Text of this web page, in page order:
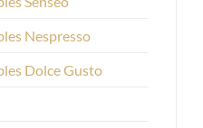
Nespresso
Dolce Gusto